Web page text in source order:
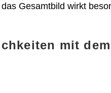
Gesamtbild wirkt
mit dem